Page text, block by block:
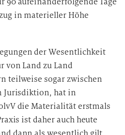
in materieller Höhe
der Wesentlichkeit
von Land zu Land
teilweise sogar zwischen
Jurisdiktion, hat in
die Materialität erstmals
ist daher auch heute